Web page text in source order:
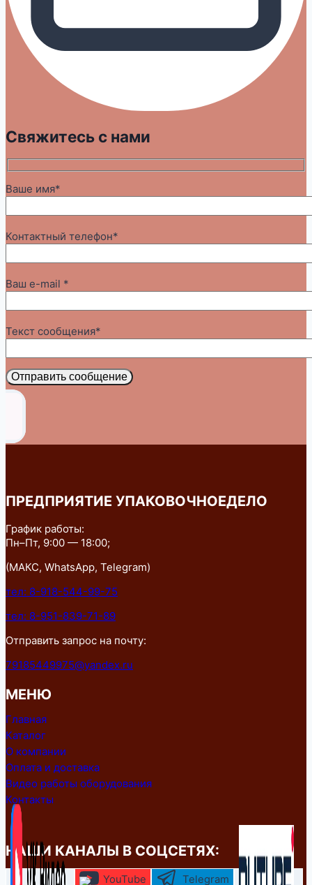
Свяжитесь с нами
Ваше имя*
Контактный телефон*
Ваш e-mail *
Текст сообщения*
Отправить сообщение
ПРЕДПРИЯТИЕ УПАКОВОЧНОЕДЕЛО
График работы:
Пн–Пт, 9:00 — 18:00;
(МАКС, WhatsApp, Telegram)
тел: 8-918-544-99-75
тел: 8-951-839-71-89
Отправить запрос на почту:
79185449975@yandex.ru
МЕНЮ
Главная
Каталог
О компании
Оплата и доставка
Видео работы оборудования
Контакты
НАШИ КАНАЛЫ В СОЦСЕТЯХ:
YouTube Telegram